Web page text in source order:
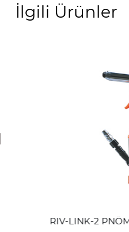
İlgili Ürünler
RIV-LINK-2